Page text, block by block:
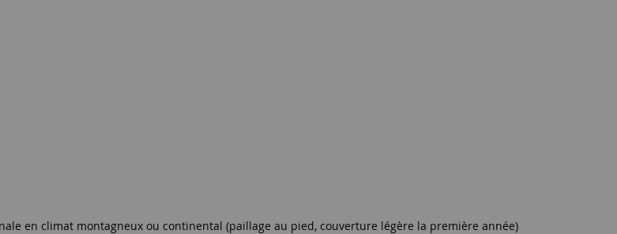
en climat montagneux ou continental (paillage au pied, couverture légère la première année)